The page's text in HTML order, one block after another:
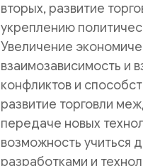
вторых, развитие
укреплению
Увеличение
взаимозависимость и
конфликтов и
развитие торговли
передаче новых
возможность учиться
разработками и